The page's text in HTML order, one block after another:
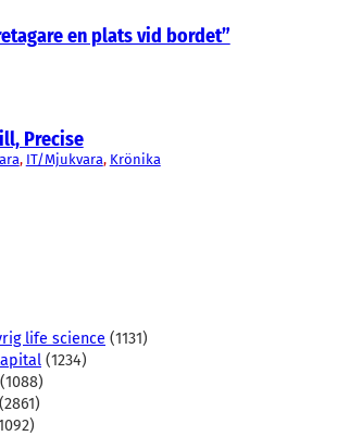
en plats vid bordet”
Precise
, IT/Mjukvara, Krönika
life science (1131)
(1234)
(1088)
(2861)